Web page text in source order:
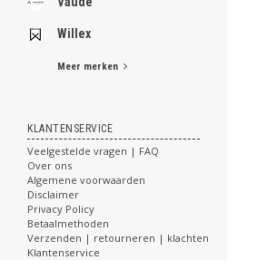
Willex
Meer merken
KLANTENSERVICE
Veelgestelde vragen | FAQ
Over ons
Algemene voorwaarden
Disclaimer
Privacy Policy
Betaalmethoden
Verzenden | retourneren | klachten
Klantenservice